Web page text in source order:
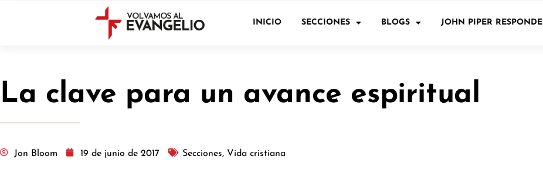
INICIO SECCIONES BLOGS JOHN PIPER RESPONDE
La clave para un avance espiritual
Jon Bloom 19 de junio de 2017 Secciones, Vida cristiana